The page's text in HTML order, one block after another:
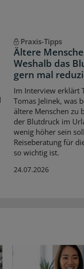
Praxis-Tipps
Ältere
Weshalb das
gern mal
Im Interview erklärt
Tomas Jelinek, was
ältere Menschen zu
der Blutdruck im
wenig höher sein
Reiseberatung für
so wichtig ist.
24.07.2026